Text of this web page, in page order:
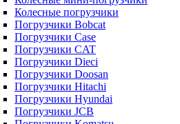
Колесные погрузчики
Погрузчики Bobcat
Погрузчики Case
Погрузчики CAT
Погрузчики Dieci
Погрузчики Doosan
Погрузчики Hitachi
Погрузчики Hyundai
Погрузчики JCB